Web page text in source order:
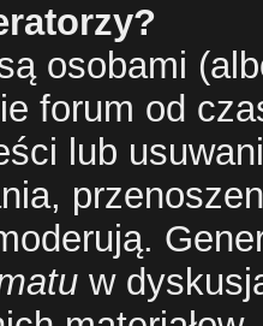
osobami
forum od
lub
w